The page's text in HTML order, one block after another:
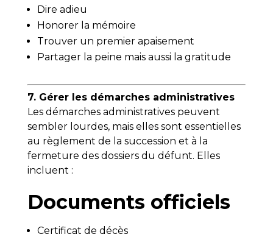
Dire adieu
Honorer la mémoire
Trouver un premier apaisement
Partager la peine mais aussi la gratitude
7. Gérer les démarches administratives
Les démarches administratives peuvent
sembler lourdes, mais elles sont essentielles
au règlement de la succession et à la
fermeture des dossiers du défunt. Elles
incluent :
Documents officiels
Certificat de décès